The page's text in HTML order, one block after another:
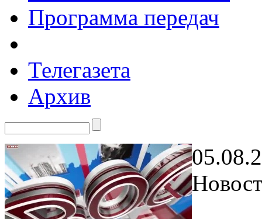
Программа передач
Телегазета
Архив